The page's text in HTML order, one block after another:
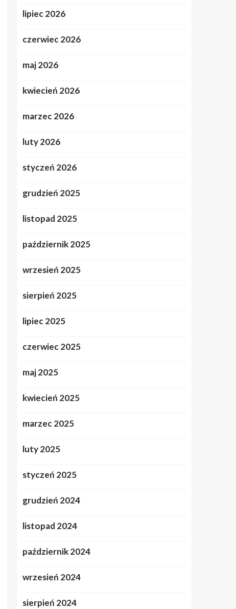
lipiec 2026
czerwiec 2026
maj 2026
kwiecień 2026
marzec 2026
luty 2026
styczeń 2026
grudzień 2025
listopad 2025
październik 2025
wrzesień 2025
sierpień 2025
lipiec 2025
czerwiec 2025
maj 2025
kwiecień 2025
marzec 2025
luty 2025
styczeń 2025
grudzień 2024
listopad 2024
październik 2024
wrzesień 2024
sierpień 2024